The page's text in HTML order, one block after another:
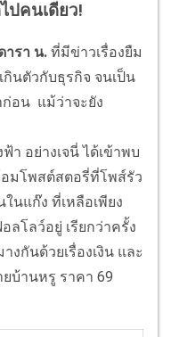
ปคนเดียว!
ารา น. ที่มีข่าวเรื่องยืม
กินตัวกับธุรกิจ จนเป็น
ก่อน แม้ว่าจะยัง
อย่างเจนี่ ได้เข้าพบ
มโพสต์สตอรี่ที่โพส์รัว
นแก๊ง ที่เหลือเพียง
ลโลว์อยู่ เรียกว่าครั้ง
งกันด้วยเรื่องเงิน และ
บ้านหรู ราคา 69